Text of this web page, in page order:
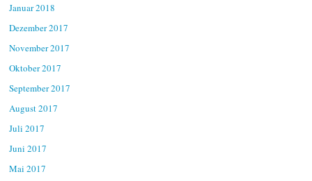
Januar 2018
Dezember 2017
November 2017
Oktober 2017
September 2017
August 2017
Juli 2017
Juni 2017
Mai 2017